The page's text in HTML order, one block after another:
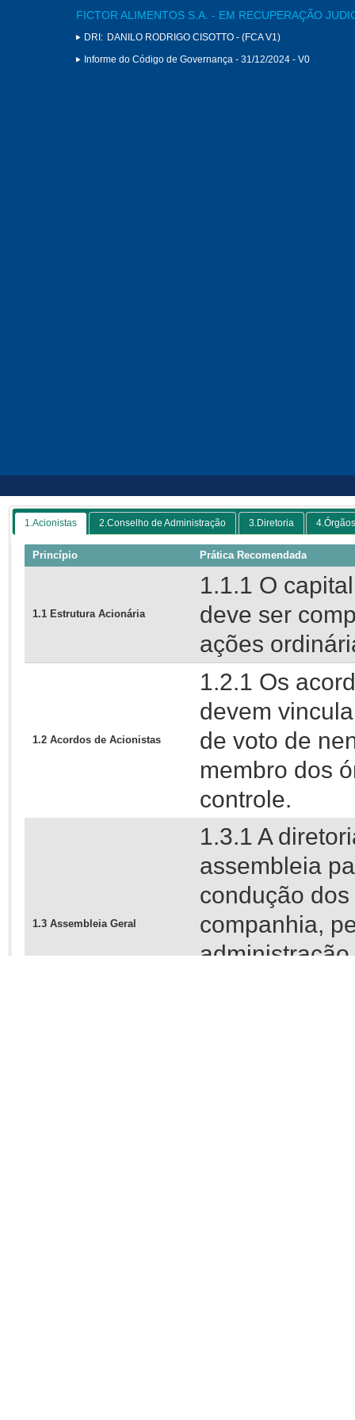
FICTOR ALIMENTOS S.A. - EM RECUPERAÇÃO
DRI: DANILO RODRIGO CISOTTO - (FCA V1)
Informe do Código de Governança - 31/12/2024 - V0